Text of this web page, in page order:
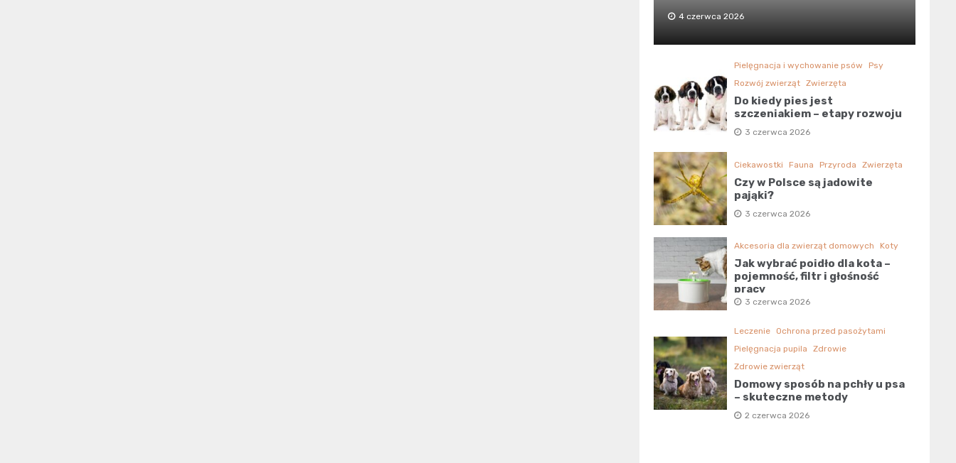
4 czerwca 2026
Pielęgnacja i wychowanie psów
Psy
Rozwój zwierząt Zwierzęta
Do kiedy pies jest
szczeniakiem – etapy rozwoju
3 czerwca 2026
Ciekawostki Fauna Przyroda Zwierzęta
Czy w Polsce są jadowite
pająki?
3 czerwca 2026
Akcesoria dla zwierząt domowych Koty
Jak wybrać poidło dla kota –
pojemność, filtr i głośność
pracy
3 czerwca 2026
Leczenie
Ochrona przed pasożytami
Pielęgnacja pupila
Zdrowie
Zdrowie zwierząt
Domowy sposób na pchły u psa
– skuteczne metody
2 czerwca 2026